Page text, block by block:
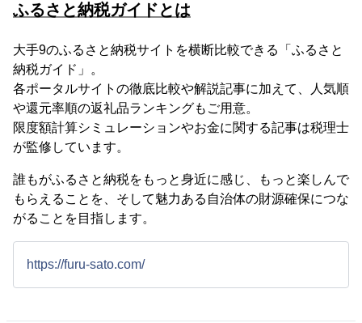
ふるさと納税ガイドとは
大手9のふるさと納税サイトを横断比較できる「ふるさと
納税ガイド」。
各ポータルサイトの徹底比較や解説記事に加えて、人気順
や還元率順の返礼品ランキングもご用意。
限度額計算シミュレーションやお金に関する記事は税理士
が監修しています。
誰もがふるさと納税をもっと身近に感じ、もっと楽しんで
もらえることを、そして魅力ある自治体の財源確保につな
がることを目指します。
https://furu-sato.com/